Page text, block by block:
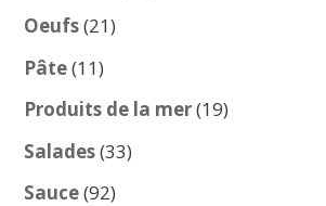
Oeufs 2121
Pâte 1111
produits
Produits de la mer 1919
Salades 3333
Sauce 9292